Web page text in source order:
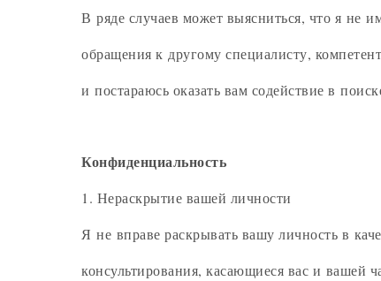
В ряде случаев может выясниться, что я не
обращения к другому специалисту,
и постараюсь оказать вам содействие в
Конфиденциальность
1. Нераскрытие вашей личности
Я не вправе раскрывать вашу личность в
консультирования, касающиеся вас и вашей